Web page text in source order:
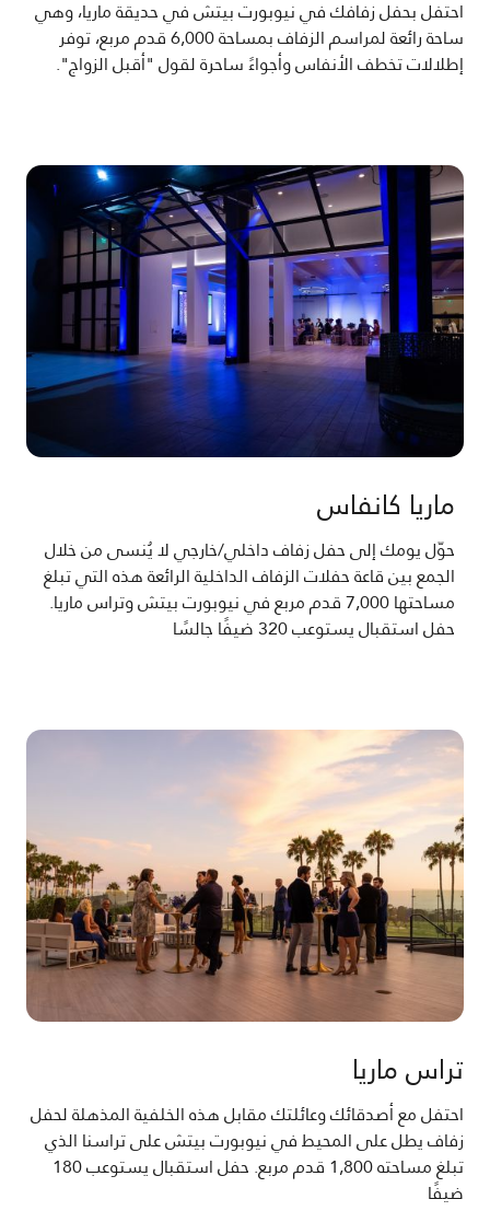
احتفل بحفل زفافك في نيوبورت بيتش في حديقة ماريا، وهي
ساحة رائعة لمراسم الزفاف بمساحة 6,000 قدم مربع، توفر
إطلالات تخطف الأنفاس وأجواءً ساحرة لقول "أقبل الزواج".
ماريا كانفاس
حوّل يومك إلى حفل زفاف داخلي/خارجي لا يُنسى من خلال
الجمع بين قاعة حفلات الزفاف الداخلية الرائعة هذه التي تبلغ
مساحتها 7,000 قدم مربع في نيوبورت بيتش وتراس ماريا.
حفل استقبال يستوعب 320 ضيفًا جالسًا
تراس ماريا
احتفل مع أصدقائك وعائلتك مقابل هذه الخلفية المذهلة لحفل
زفاف يطل على المحيط في نيوبورت بيتش على تراسنا الذي
تبلغ مساحته 1,800 قدم مربع. حفل استقبال يستوعب 180
ضيفًا